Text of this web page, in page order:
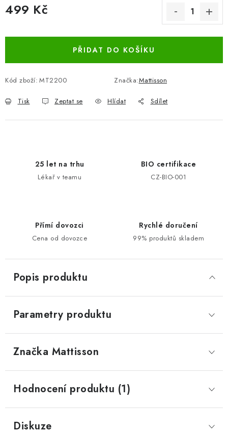
499 Kč
PŘIDAT DO KOŠÍKU
Kód zboží: MT2200 Značka:Mattisson
Tisk Zeptat se Hlídat Sdílet
25 let na trhu
Lékař v teamu
BIO certifikace
CZ-BIO-001
Přímí dovozci
Cena od dovozce
Rychlé doručení
99% produktů skladem
Popis produktu
Parametry produktu
Značka Mattisson
Hodnocení produktu (1)
Diskuze